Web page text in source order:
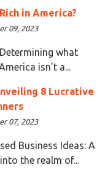
in America?
09, 2023
what
isn’t a...
8 Lucrative
07, 2023
Business Ideas: A
the realm of...